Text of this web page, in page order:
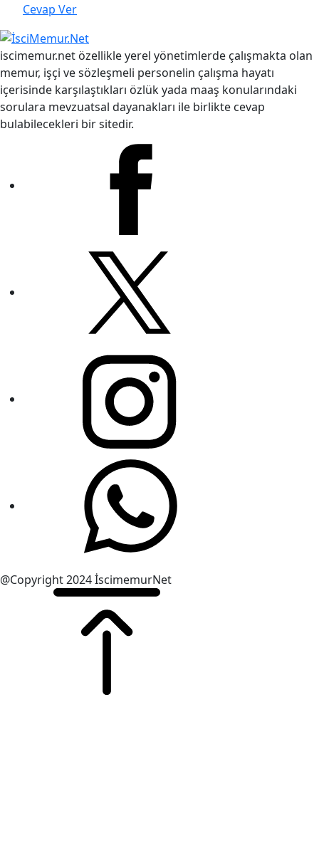
Cevap Ver
iscimemur.net özellikle yerel yönetimlerde çalışmakta olan
memur, işçi ve sözleşmeli personelin çalışma hayatı
içerisinde karşılaştıkları özlük yada maaş konularındaki
sorulara mevzuatsal dayanakları ile birlikte cevap
bulabilecekleri bir sitedir.
@Copyright 2024 İscimemurNet